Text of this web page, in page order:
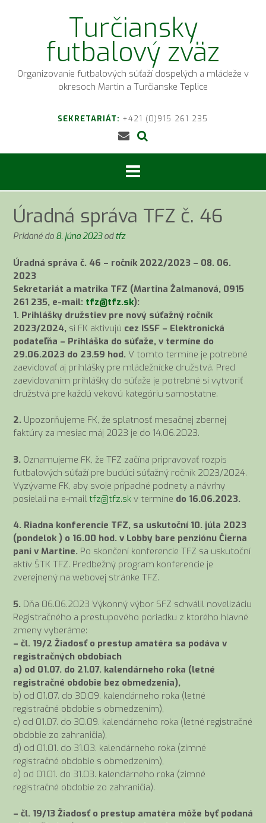
Turčiansky
futbalový zväz
Organizovanie futbalových súťaží dospelých a mládeže v
okresoch Martin a Turčianske Teplice
SEKRETARIÁT: +421 (0)915 261 235
Úradná správa TFZ č. 46
Pridané do 8. júna 2023odtfz
Úradná správa č. 46 – ročník 2022/2023 – 08. 06.
2023
Sekretariát a matrika TFZ (Martina Žalmanová, 0915
261 235, e-mail: tfz@tfz.sk):
1. Prihlášky družstiev pre nový súťažný ročník
2023/2024, si FK aktivujú cez ISSF – Elektronická
podateľňa – Prihláška do súťaže, v termíne do
29.06.2023 do 23.59 hod. V tomto termíne je potrebné
zaevidovať aj prihlášky pre mládežnícke družstvá. Pred
zaevidovaním prihlášky do súťaže je potrebné si vytvoriť
družstvá pre každú vekovú kategóriu samostatne.
2. Upozorňujeme FK, že splatnosť mesačnej zbernej
faktúry za mesiac máj 2023 je do 14.06.2023.
3. Oznamujeme FK, že TFZ začína pripravovať rozpis
futbalových súťaží pre budúci súťažný ročník 2023/2024.
Vyzývame FK, aby svoje prípadné podnety a návrhy
posielali na e-mail tfz@tfz.sk v termíne do 16.06.2023.
4. Riadna konferencie TFZ, sa uskutoční 10. júla 2023
(pondelok ) o 16.00 hod. v Lobby bare penziónu Čierna
pani v Martine. Po skončení konferencie TFZ sa uskutoční
aktív ŠTK TFZ. Predbežný program konferencie je
zverejnený na webovej stránke TFZ.
5. Dňa 06.06.2023 Výkonný výbor SFZ schválil novelizáciu
Registračného a prestupového poriadku z ktorého hlavné
zmeny vyberáme:
– čl. 19/2 Žiadosť o prestup amatéra sa podáva v
registračných obdobiach
a) od 01.07. do 21.07. kalendárneho roka (letné
registračné obdobie bez obmedzenia),
b) od 01.07. do 30.09. kalendárneho roka (letné
registračné obdobie s obmedzením),
c) od 01.07. do 30.09. kalendárneho roka (letné registračné
obdobie zo zahraničia),
d) od 01.01. do 31.03. kalendárneho roka (zimné
registračné obdobie s obmedzením),
e) od 01.01. do 31.03. kalendárneho roka (zimné
registračné obdobie zo zahraničia).
– čl. 19/13 Žiadosť o prestup amatéra môže byť podaná